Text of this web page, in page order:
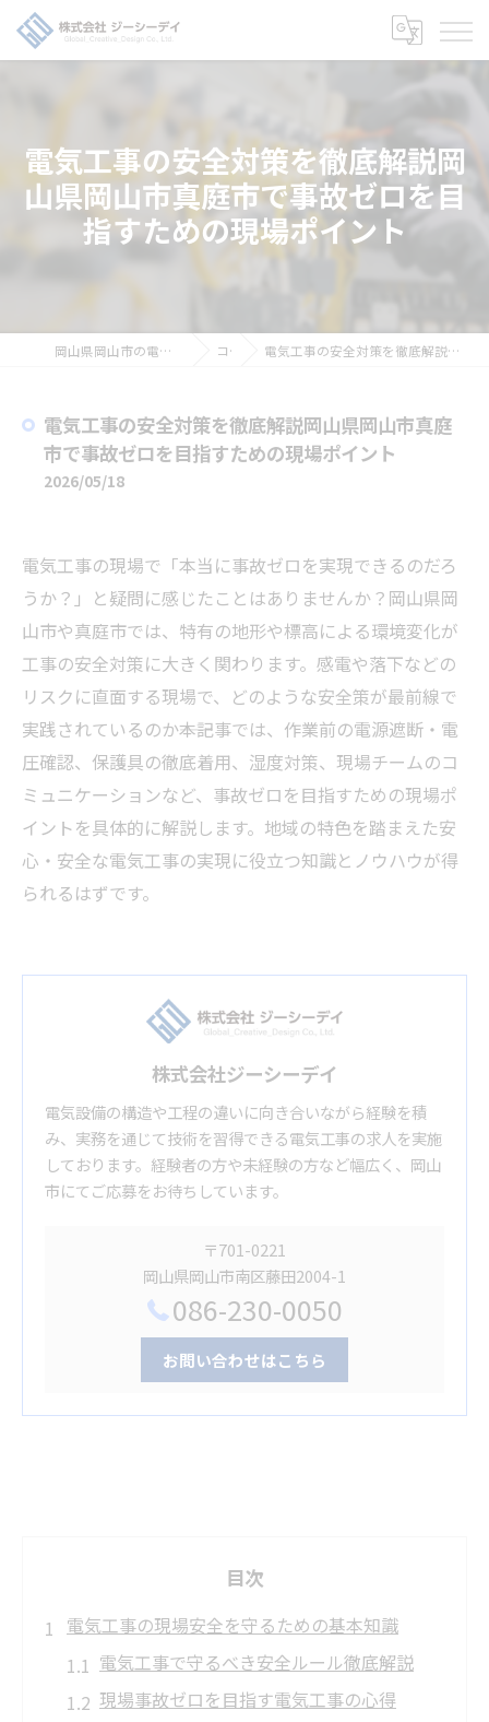
電気工事の安全対策を徹底解説岡
山県岡山市真庭市で事故ゼロを目
指すための現場ポイント
岡山県岡山市の電気工事の求人なら株式会社ジーシーデイ コラム 電気工事の安全対策を徹底解説岡山県岡山市真庭市で事故ゼロを目指すための現場ポイント
電気工事の安全対策を徹底解説岡山県岡山市真庭
市で事故ゼロを目指すための現場ポイント
2026/05/18
電気工事の現場で「本当に事故ゼロを実現できるのだろ
うか？」と疑問に感じたことはありませんか？岡山県岡
山市や真庭市では、特有の地形や標高による環境変化が
工事の安全対策に大きく関わります。感電や落下などの
リスクに直面する現場で、どのような安全策が最前線で
実践されているのか――本記事では、作業前の電源遮断・電
圧確認、保護具の徹底着用、湿度対策、現場チームのコ
ミュニケーションなど、事故ゼロを目指すための現場ポ
イントを具体的に解説します。地域の特色を踏まえた安
心・安全な電気工事の実現に役立つ知識とノウハウが得
られるはずです。
株式会社ジーシーデイ
電気設備の構造や工程の違いに向き合いながら経験を積
み、実務を通じて技術を習得できる電気工事の求人を実施
しております。経験者の方や未経験の方など幅広く、岡山
市にてご応募をお待ちしています。
〒701-0221
岡山県岡山市南区藤田2004-1
086-230-0050
お問い合わせはこちら
目次
電気工事の現場安全を守るための基本知識
電気工事で守るべき安全ルール徹底解説
現場事故ゼロを目指す電気工事の心得